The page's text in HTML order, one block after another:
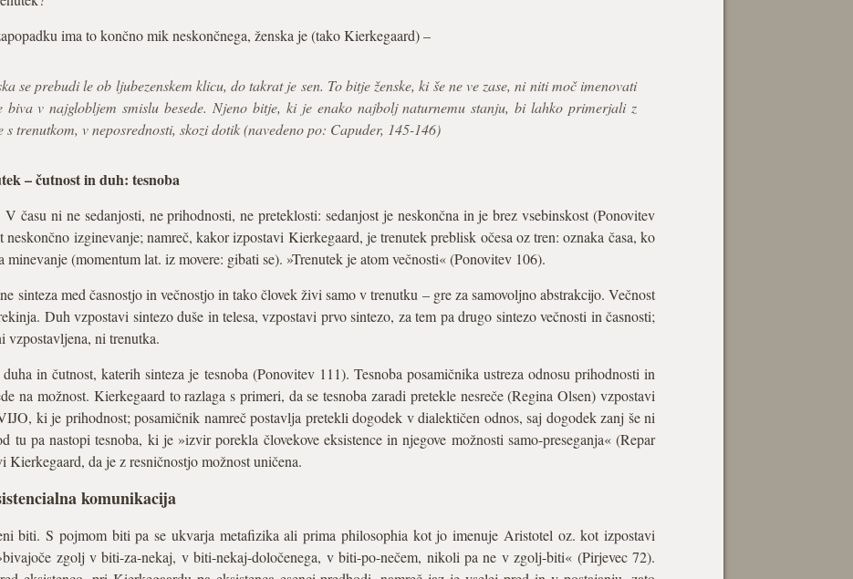
ima to končno mik neskončnega, ženska je (tako Kierkegaard) –
se prebudi le ob ljubezenskem klicu, do takrat je sen. To bitje ženske, ki še ne ve zase, ni niti moč imenovati
biva v najglobljem smislu besede. Njeno bitje, ki je enako najbolj naturnemu stanju, bi lahko primerjali z
trenutkom, v neposrednosti, skozi dotik (navedeno po: Capuder, 145-146)
– čutnost in duh: tesnoba
času ni ne sedanjosti, ne prihodnosti, ne preteklosti: sedanjost je neskončna in je brez vsebinskost (Ponovitev
izginevanje; namreč, kakor izpostavi Kierkegaard, je trenutek preblisk očesa oz tren: oznaka časa, ko
(momentum lat. iz movere: gibati se). »Trenutek je atom večnosti« (Ponovitev 106).
sinteza med časnostjo in večnostjo in tako človek živi samo v trenutku – gre za samovoljno abstrakcijo. Večnost
Duh vzpostavi sintezo duše in telesa, vzpostavi prvo sintezo, za tem pa drugo sintezo večnosti in časnosti;
vzpostavljena, ni trenutka.
in čutnost, katerih sinteza je tesnoba (Ponovitev 111). Tesnoba posamičnika ustreza odnosu prihodnosti in
na možnost. Kierkegaard to razlaga s primeri, da se tesnoba zaradi pretekle nesreče (Regina Olsen) vzpostavi
ki je prihodnost; posamičnik namreč postavlja pretekli dogodek v dialektičen odnos, saj dogodek zanj še ni
tu pa nastopi tesnoba, ki je »izvir porekla človekove eksistence in njegove možnosti samo-preseganja« (Repar
Kierkegaard, da je z resničnostjo možnost uničena.
komunikacija
biti. S pojmom biti pa se ukvarja metafizika ali prima philosophia kot jo imenuje Aristotel oz. kot izpostavi
zgolj v biti-za-nekaj, v biti-nekaj-določenega, v biti-po-nečem, nikoli pa ne v zgolj-biti« (Pirjevec 72).